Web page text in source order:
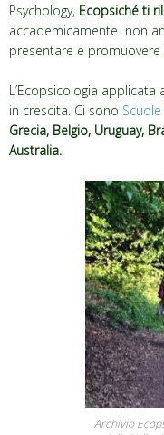
Psychology, Ecopsiché ti
accademicamente non
presentare e
L’Ecopsicologia
in crescita. Ci sono Scuole
Grecia, Belgio, Uruguay,
Australia.
Archivio